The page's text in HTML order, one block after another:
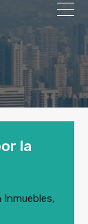
la
Inmuebles,